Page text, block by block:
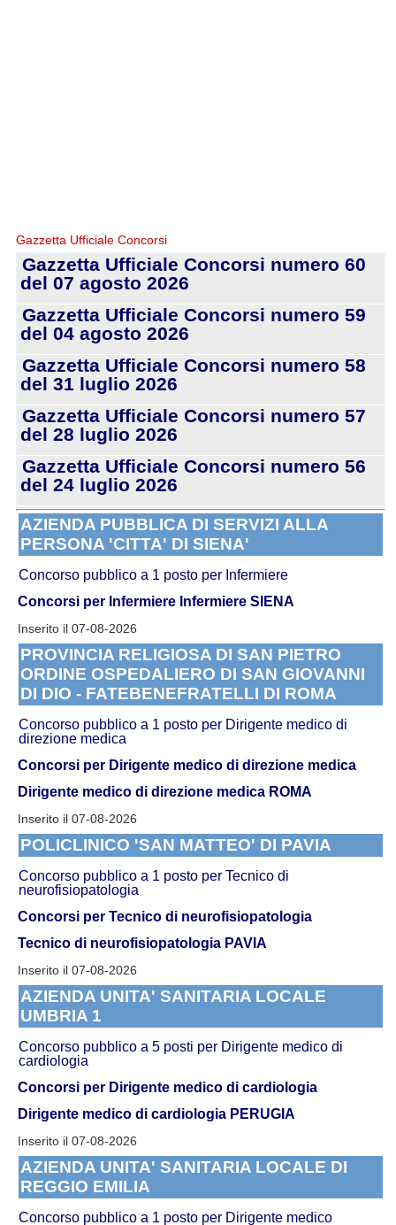
Gazzetta Ufficiale Concorsi
Gazzetta Ufficiale Concorsi numero 60
del 07 agosto 2026
Gazzetta Ufficiale Concorsi numero 59
del 04 agosto 2026
Gazzetta Ufficiale Concorsi numero 58
del 31 luglio 2026
Gazzetta Ufficiale Concorsi numero 57
del 28 luglio 2026
Gazzetta Ufficiale Concorsi numero 56
del 24 luglio 2026
AZIENDA PUBBLICA DI SERVIZI ALLA
PERSONA 'CITTA' DI SIENA'
Concorso pubblico a 1 posto per Infermiere
Concorsi per Infermiere Infermiere SIENA
Inserito il 07-08-2026
PROVINCIA RELIGIOSA DI SAN PIETRO
ORDINE OSPEDALIERO DI SAN GIOVANNI
DI DIO - FATEBENEFRATELLI DI ROMA
Concorso pubblico a 1 posto per Dirigente medico di
direzione medica
Concorsi per Dirigente medico di direzione medica
Dirigente medico di direzione medica ROMA
Inserito il 07-08-2026
POLICLINICO 'SAN MATTEO' DI PAVIA
Concorso pubblico a 1 posto per Tecnico di
neurofisiopatologia
Concorsi per Tecnico di neurofisiopatologia
Tecnico di neurofisiopatologia PAVIA
Inserito il 07-08-2026
AZIENDA UNITA' SANITARIA LOCALE
UMBRIA 1
Concorso pubblico a 5 posti per Dirigente medico di
cardiologia
Concorsi per Dirigente medico di cardiologia
Dirigente medico di cardiologia PERUGIA
Inserito il 07-08-2026
AZIENDA UNITA' SANITARIA LOCALE DI
REGGIO EMILIA
Concorso pubblico a 1 posto per Dirigente medico